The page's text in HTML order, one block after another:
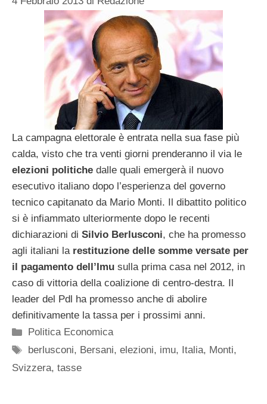
La campagna elettorale è entrata nella sua fase più
calda, visto che tra venti giorni prenderanno il via le
elezioni politiche dalle quali emergerà il nuovo
esecutivo italiano dopo l’esperienza del governo
tecnico capitanato da Mario Monti. Il dibattito politico
si è infiammato ulteriormente dopo le recenti
dichiarazioni di Silvio Berlusconi, che ha promesso
agli italiani la restituzione delle somme versate per
il pagamento dell’Imu sulla prima casa nel 2012, in
caso di vittoria della coalizione di centro-destra. Il
leader del Pdl ha promesso anche di abolire
definitivamente la tassa per i prossimi anni.
Categorie
Politica Economica
Tag
berlusconi, Bersani,elezioni, imu, Italia, Monti,
Svizzera, tasse